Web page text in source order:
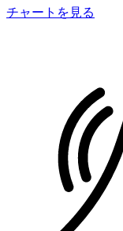
チャートを見る